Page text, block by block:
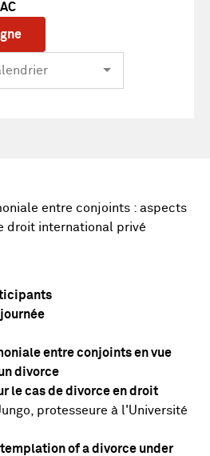
entre conjoints : aspects
droit international privé
entre conjoints en vue
divorce
le cas de divorce en droit
protesseure à l'Université
of a divorce under